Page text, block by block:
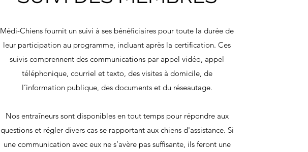
Médi-Chiens fournit un suivi à ses bénéficiaires pour toute la durée de
leur participation au programme, incluant après la certification. Ces
suivis comprennent des communications par appel vidéo, appel
téléphonique, courriel et texto, des visites à domicile, de
l’information publique, des documents et du réseautage.
Nos entraîneurs sont disponibles en tout temps pour répondre aux
questions et régler divers cas se rapportant aux chiens d'assistance. Si
une communication avec eux ne s’avère pas suffisante, ils feront une